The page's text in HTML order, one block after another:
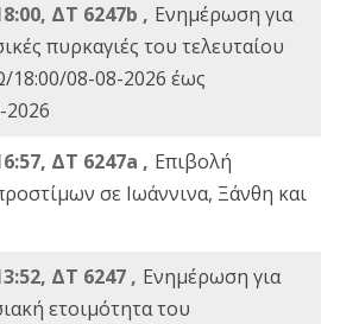
ΔΤ 6247b , Ενημέρωση για
πυρκαγιές του τελευταίου
08-08-2026 έως
ΔΤ 6247a , Eπιβολή
σε Ιωάννινα, Ξάνθη και
ΔΤ 6247 , Ενημέρωση για
ετοιμότητα του